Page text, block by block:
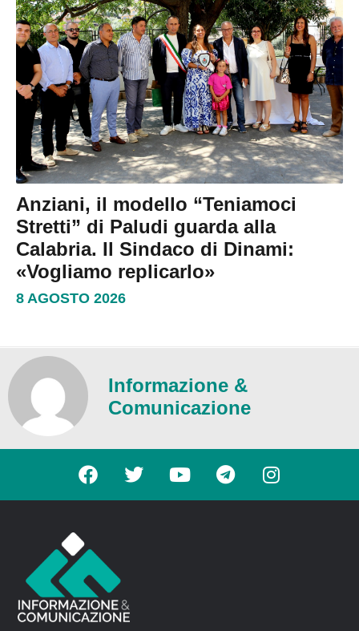
Anziani, il modello “Teniamoci
Stretti” di Paludi guarda alla
Calabria. Il Sindaco di Dinami:
«Vogliamo replicarlo»
8 AGOSTO 2026
Informazione &
Comunicazione